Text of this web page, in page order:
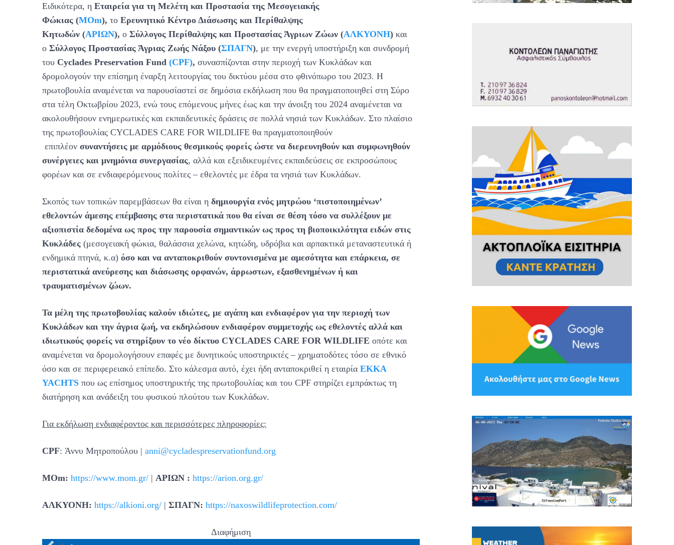
Ειδικότερα, η Εταιρεία για τη Μελέτη και Προστασία της Μεσογειακής
Φώκιας (MOm), το Ερευνητικό Κέντρο Διάσωσης και Περίθαλψης
Κητωδών (ΑΡΙΩΝ), ο Σύλλογος Περίθαλψης και Προστασίας Άγριων Ζώων (ΑΛΚΥΟΝΗ) και
o Σύλλογος Προστασίας Άγριας Ζωής Νάξου (ΣΠΑΓΝ), με την ενεργή υποστήριξη και συνδρομή
του Cyclades Preservation Fund (CPF), συνασπίζονται στην περιοχή των Κυκλάδων και
δρομολογούν την επίσημη έναρξη λειτουργίας του δικτύου μέσα στο φθινόπωρο του 2023. Η
πρωτοβουλία αναμένεται να παρουσίαστεί σε δημόσια εκδήλωση που θα πραγματοποιηθεί στη Σύρο
στα τέλη Οκτωβρίου 2023, ενώ τους επόμενους μήνες έως και την άνοιξη του 2024 αναμένεται να
ακολουθήσουν ενημερωτικές και εκπαιδευτικές δράσεις σε πολλά νησιά των Κυκλάδων. Στο πλαίσιο
της πρωτοβουλίας CYCLADES CARE FOR WILDLIFE θα πραγματοποιηθούν
επιπλέον συναντήσεις με αρμόδιους θεσμικούς φορείς ώστε να διερευνηθούν και συμφωνηθούν
συνέργειες και μνημόνια συνεργασίας, αλλά και εξειδικευμένες εκπαιδεύσεις σε εκπροσώπους
φορέων και σε ενδιαφερόμενους πολίτες – εθελοντές με έδρα τα νησιά των Κυκλάδων.
Σκοπός των τοπικών παρεμβάσεων θα είναι η δημιουργία ενός μητρώου ‘πιστοποιημένων’
εθελοντών άμεσης επέμβασης στα περιστατικά που θα είναι σε θέση τόσο να συλλέξουν με
αξιοπιστία δεδομένα ως προς την παρουσία σημαντικών ως προς τη βιοποικιλότητα ειδών στις
Κυκλάδες (μεσογειακή φώκια, θαλάσσια χελώνα, κητώδη, υδρόβια και αρπακτικά μεταναστευτικά ή
ενδημικά πτηνά, κ.α) όσο και να ανταποκριθούν συντονισμένα με αμεσότητα και επάρκεια, σε
περιστατικά ανεύρεσης και διάσωσης ορφανών, άρρωστων, εξασθενημένων ή και
τραυματισμένων ζώων.
Τα μέλη της πρωτοβουλίας καλούν ιδιώτες, με αγάπη και ενδιαφέρον για την περιοχή των
Κυκλάδων και την άγρια ζωή, να εκδηλώσουν ενδιαφέρον συμμετοχής ως εθελοντές αλλά και
ιδιωτικούς φορείς να στηρίξουν το νέο δίκτυο CYCLADES CARE FOR WILDLIFE οπότε και
αναμένεται να δρομολογήσουν επαφές με δυνητικούς υποστηρικτές – χρηματοδότες τόσο σε εθνικό
όσο και σε περιφερειακό επίπεδο. Στο κάλεσμα αυτό, έχει ήδη ανταποκριθεί η εταιρία EKKA
YACHTS που ως επίσημος υποστηρικτής της πρωτοβουλίας και του CPF στηρίζει εμπράκτως τη
διατήρηση και ανάδειξη του φυσικού πλούτου των Κυκλάδων.
Για εκδήλωση ενδιαφέροντος και περισσότερες πληροφορίες:
CPF: Άννυ Μητροπούλου | anni@cycladespreservationfund.org
ΜΟm: https://www.mom.gr/ | ΑΡΙΩΝ : https://arion.org.gr/
ΑΛΚΥΟΝΗ: https://alkioni.org/ | ΣΠΑΓΝ: https://naxoswildlifeprotection.com/
Διαφήμιση